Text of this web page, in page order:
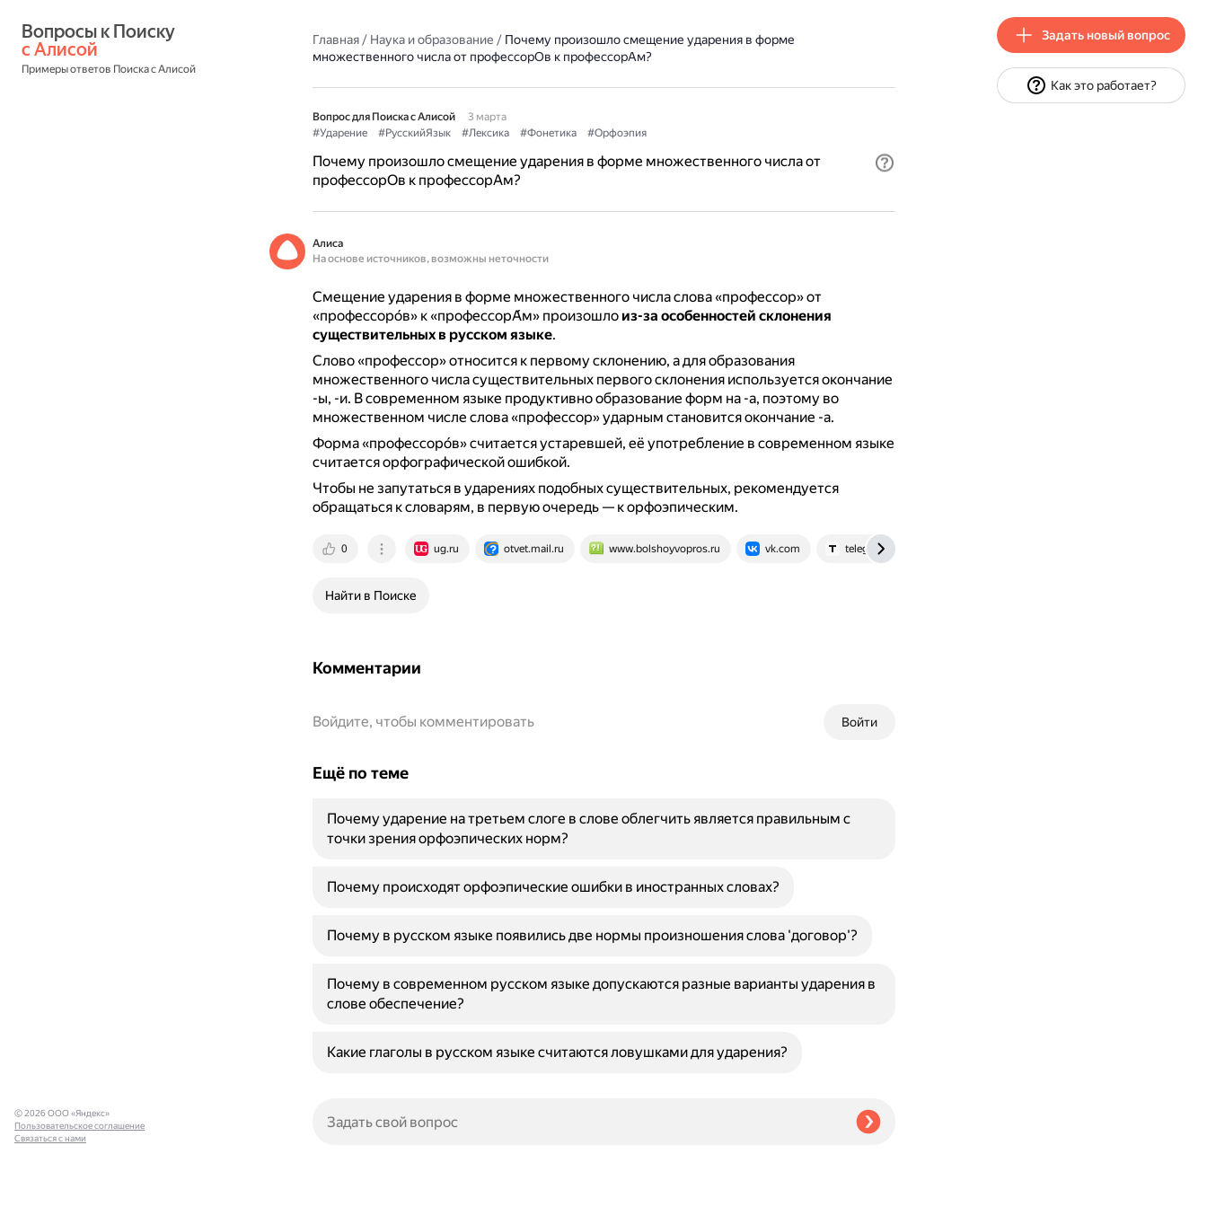
с Алисой
Примеры ответов Поиска с Алисой
Главная/ Наука и образование / Почему произошло смещение ударения в форме
множественного числа от профессорОв к профессорАм?
Вопрос для Поиска с Алисой
3 марта
#Ударение
#РусскийЯзык #Лексика #Фонетика #Орфоэпия
Почему произошло смещение ударения в форме множественного числа от
профессорОв к профессорАм?
Алиса
На основе источников, возможны неточности
Смещение ударения в форме множественного числа слова «профессор» от
«профессоро́в» к «профессорА́м» произошло из-за особенностей склонения
существительных в русском языке.
Слово «профессор» относится к первому склонению, а для образования
множественного числа существительных первого склонения используется окончание
-ы, -и. В современном языке продуктивно образование форм на -а, поэтому во
множественном числе слова «профессор» ударным становится окончание -а.
Форма «профессоро́в» считается устаревшей, её употребление в современном языке
считается орфографической ошибкой.
Чтобы не запутаться в ударениях подобных существительных, рекомендуется
обращаться к словарям, в первую очередь — к орфоэпическим.
0 ug.ru otvet.mail.ru www.bolshoyvopros.ru vk.com telegra.ph
Найти в Поиске
Комментарии
Войти
Войдите, чтобы комментировать
Ещё по теме
Почему ударение на третьем слоге в слове облегчить является правильным с
точки зрения орфоэпических норм?
Почему происходят орфоэпические ошибки в иностранных словах?
Почему в русском языке появились две нормы произношения слова 'договор'?
Почему в современном русском языке допускаются разные варианты ударения в
слове обеспечение?
Какие глаголы в русском языке считаются ловушками для ударения?
© 2026 ООО «Яндекс»
Пользовательское соглашение
Связаться с нами
Задать новый вопрос
Как это работает?